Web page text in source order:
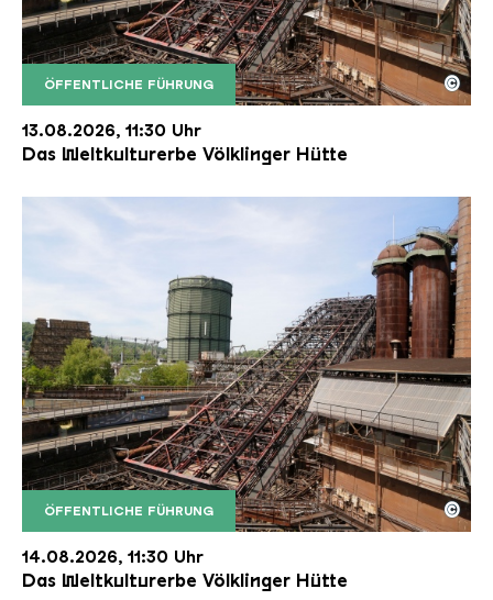
ÖFFENTLICHE FÜHRUNG
Der Erzschrägaufzug der Völklinger Hütte mit
Copyright: Weltkulturerbe Völklinger Hütte | Karl
©
13.08.2026, 11:30 Uhr
Das Weltkulturerbe Völklinger Hütte
ÖFFENTLICHE FÜHRUNG
Der Erzschrägaufzug der Völklinger Hütte mit
Copyright: Weltkulturerbe Völklinger Hütte | Karl
©
14.08.2026, 11:30 Uhr
Das Weltkulturerbe Völklinger Hütte